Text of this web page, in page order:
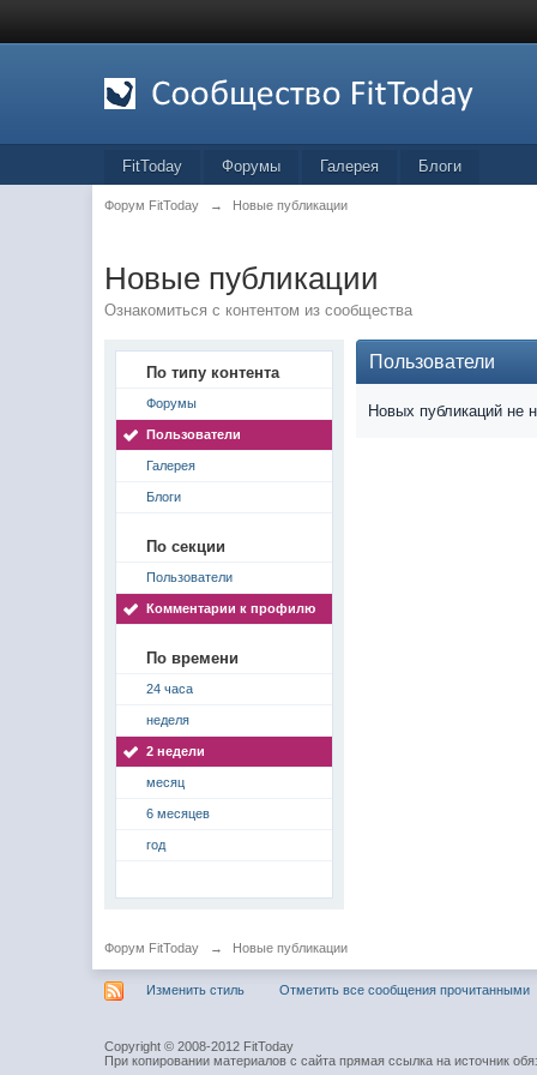
FitToday Форумы Галерея Блоги
Форум FitToday → Новые публикации
Новые публикации
Ознакомиться с контентом из сообщества
По типу контента
Форумы
Пользователи
Галерея
Блоги
По секции
Пользователи
Комментарии к профилю
По времени
24 часа
неделя
2 недели
месяц
6 месяцев
год
Пользователи
Новых публикаций не
Форум FitToday → Новые публикации
Изменить стиль Отметить все сообщения прочитанными
Copyright © 2008-2012 FitToday
При копировании материалов с сайта прямая ссылка на источник